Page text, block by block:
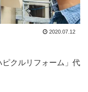
2020.07.12
クルリフォーム」代